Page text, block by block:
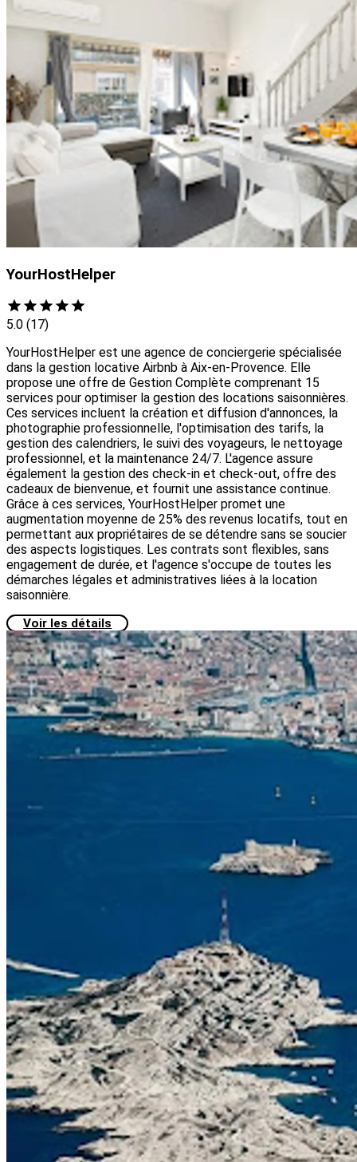
YourHostHelper
5.0 (17)
YourHostHelper est une agence de conciergerie spécialisée
dans la gestion locative Airbnb à Aix-en-Provence. Elle
propose une offre de Gestion Complète comprenant 15
services pour optimiser la gestion des locations saisonnières.
Ces services incluent la création et diffusion d'annonces, la
photographie professionnelle, l'optimisation des tarifs, la
gestion des calendriers, le suivi des voyageurs, le nettoyage
professionnel, et la maintenance 24/7. L'agence assure
également la gestion des check-in et check-out, offre des
cadeaux de bienvenue, et fournit une assistance continue.
Grâce à ces services, YourHostHelper promet une
augmentation moyenne de 25% des revenus locatifs, tout en
permettant aux propriétaires de se détendre sans se soucier
des aspects logistiques. Les contrats sont flexibles, sans
engagement de durée, et l'agence s'occupe de toutes les
démarches légales et administratives liées à la location
saisonnière.
Voir les détails